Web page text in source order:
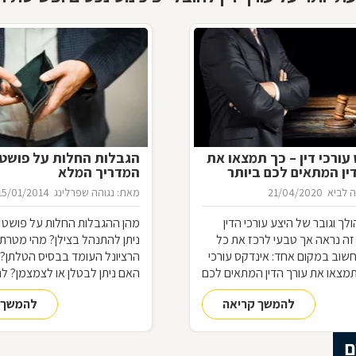
עורכי דין – כך תמצאו את
המתאים לכם ביותר
לביא 21/04/2020
וגובר של היצע עורכי הדין
נראה אך טבעי לרכז את כל
במקום אחד: אינדקס עורכי
תמצאו את עורך הדין המתאים לכם
עורך דין, מדוע תרצו להיות
כזה כעורכי דין, ואיך זה
התשובות בכתבה שלפניכם
להמשך קריאה
הגבלות החלות על
המדריך המלא
מאת: נגוהה שפרלינג 01/2014
מהן ההגבלות החלות על פושט
ניתן להתנהל בצילן? מהי
הרציונל העומד בבסיס
האם ניתן לבטלן או לצמצמן?